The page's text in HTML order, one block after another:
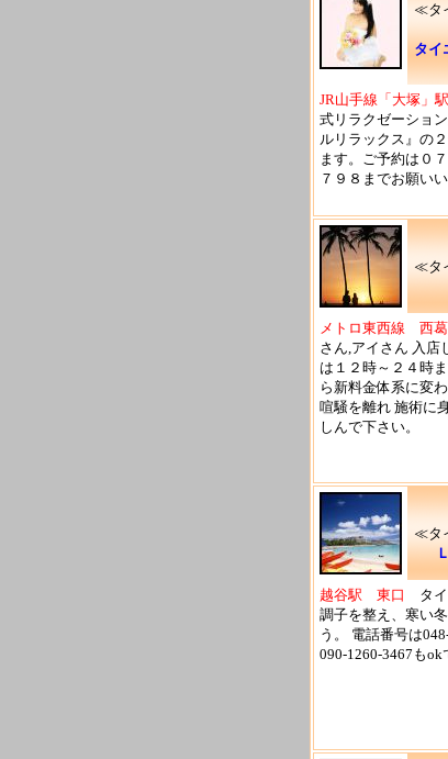
≪タ
タイ
JR山手線「大塚」
式リラクゼーショ
ルリラックス』の
ます。ご予約は０
７９８までお願いい
≪タ
メトロ東西線 西
さん,アイさん 入店
は１２時～２４時
ら新料金体系に変
喧騒を離れ 施術に
しんで下さい。
≪タ
越谷駅 東口
タイ
調子を整え、寒い
う。 電話番号は
090-1260-3467もok